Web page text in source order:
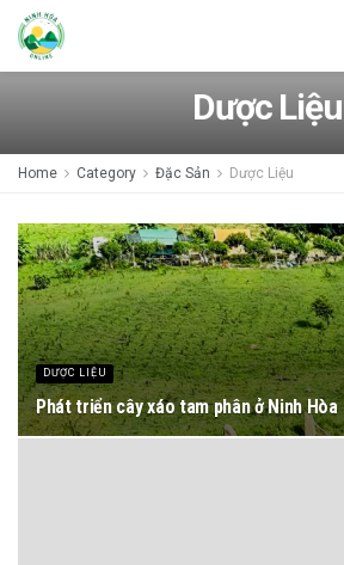
Dược Liệu
Home Category Đặc Sản Dược Liệu
DƯỢC LIỆU
Phát triển cây xáo tam phân ở Ninh Hòa